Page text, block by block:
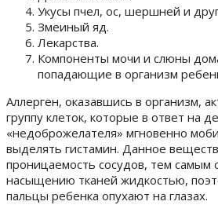
Укусы пчел, ос, шершней и
Змеиный яд.
Лекарства.
Компоненты мочи и слюны
попадающие в организм
Аллерген, оказавшись в организм,
группу клеток, которые в ответ на
«недоброжелателя» мгновенно
выделять гистамин. Данное
проницаемость сосудов, тем самым
насыщению тканей жидкостью,
пальцы ребенка опухают на глазах.